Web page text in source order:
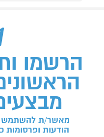
הרשמו
מאשר/ת להשתמש
הודעות